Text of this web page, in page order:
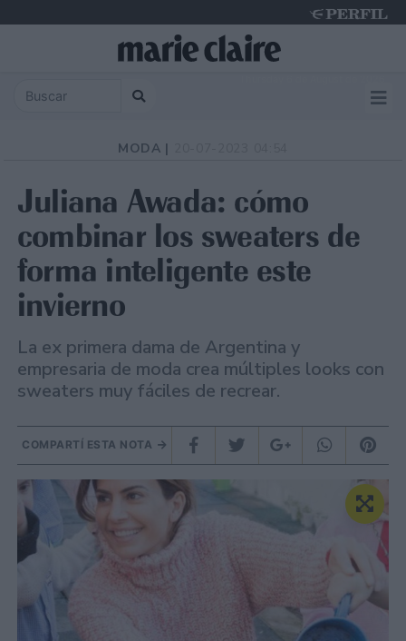
MODA |
Juliana Awada: cómo
combinar los sweaters de
forma inteligente este
invierno
La ex primera dama de Argentina y
empresaria de moda crea múltiples looks con
sweaters muy fáciles de recrear.
COMPARTÍ ESTA NOTA